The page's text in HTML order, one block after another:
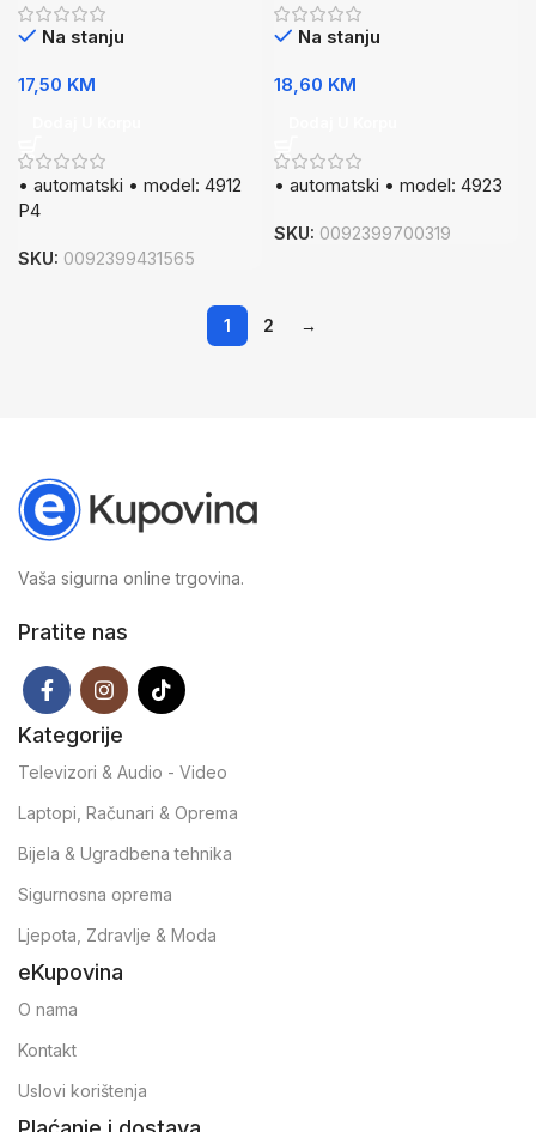
Na stanju
17,50 KM
• automatski • model: 4912
P4
SKU: 0092399431565
Na stanju
18,60 KM
• automatski • model: 4923
SKU: 0092399700319
1 2 →
Vaša sigurna online trgovina.
Pratite nas
Kategorije
Televizori & Audio - Video
Laptopi, Računari & Oprema
Bijela & Ugradbena tehnika
Sigurnosna oprema
Ljepota, Zdravlje & Moda
eKupovina
O nama
Kontakt
Uslovi korištenja